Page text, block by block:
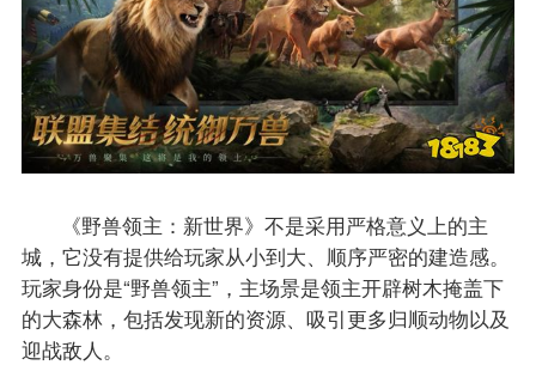
《野兽领主：新世界》不是采用严格意义上的主
城，它没有提供给玩家从小到大、顺序严密的建造感。
玩家身份是“野兽领主”，主场景是领主开辟树木掩盖下
的大森林，包括发现新的资源、吸引更多归顺动物以及
迎战敌人。